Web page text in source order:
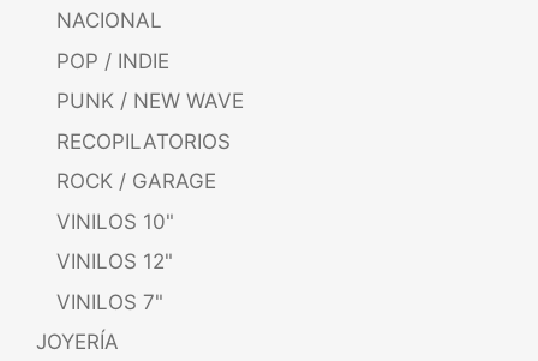
NACIONAL
POP / INDIE
PUNK / NEW WAVE
RECOPILATORIOS
ROCK / GARAGE
VINILOS 10"
VINILOS 12"
VINILOS 7"
JOYERÍA